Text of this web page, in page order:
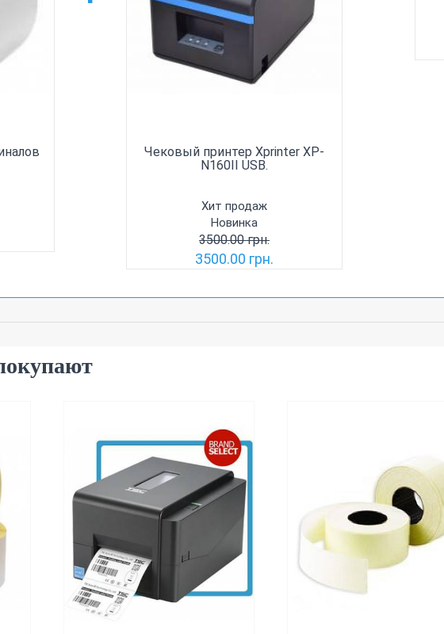
Чековый принтер Xprinter XP-
N160II USB.
Хит продаж
Новинка
3500.00 грн.
3500.00 грн.